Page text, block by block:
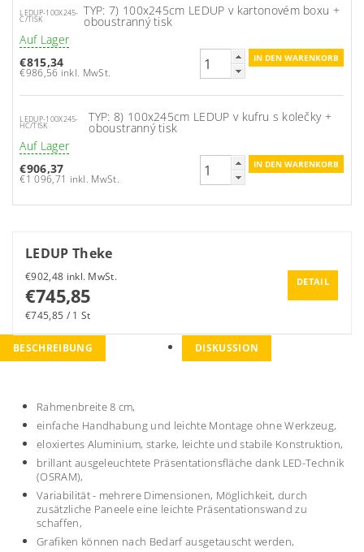
LEDUP-100X245-
C/TISK
TYP: 7) 100x245cm LEDUP v kartonovém boxu +
oboustranný tisk
Auf Lager
€815,34
€986,56 inkl. MwSt.
LEDUP-100X245-
HC/TISK
TYP: 8) 100x245cm LEDUP v kufru s kolečky +
oboustranný tisk
Auf Lager
€906,37
€1 096,71 inkl. MwSt.
LEDUP Theke
€902,48 inkl. MwSt.
€745,85
€745,85 / 1 St
DETAIL
BESCHREIBUNG DISKUSSION
Rahmenbreite 8 cm,
einfache Handhabung und leichte Montage ohne Werkzeug,
eloxiertes Aluminium, starke, leichte und stabile Konstruktion,
brillant ausgeleuchtete Präsentationsfläche dank LED-Technik
(OSRAM),
Variabilität - mehrere Dimensionen, Möglichkeit, durch
zusätzliche Paneele eine leichte Präsentationswand zu
schaffen,
Grafiken können nach Bedarf ausgetauscht werden,